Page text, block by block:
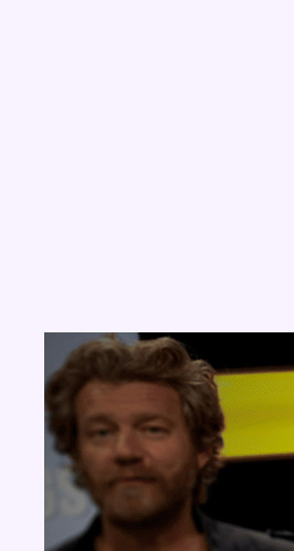
Aucun concours pour le moment